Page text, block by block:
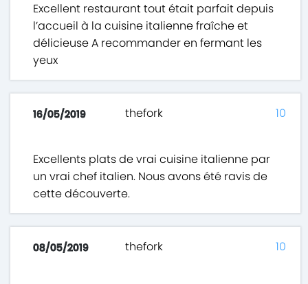
Excellent restaurant tout était parfait depuis
l’accueil à la cuisine italienne fraîche et
délicieuse A recommander en fermant les
yeux
16/05/2019 thefork
Excellents plats de vrai cuisine italienne par
un vrai chef italien. Nous avons été ravis de
cette découverte.
10
08/05/2019 thefork 10